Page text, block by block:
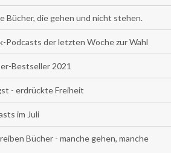
Bücher, die gehen und nicht stehen.
Podcasts der letzten Woche zur Wahl
Bestseller 2021
- erdrückte Freiheit
im Juli
Bücher - manche gehen, manche